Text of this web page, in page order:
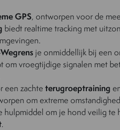
GPS, ontworpen voor de
biedt realtime tracking met
je onmiddellijk bij een
om vroegtijdige signalen met
een zachte terugroeptraining
om extreme
hulpmiddel om je hond veilig te
.